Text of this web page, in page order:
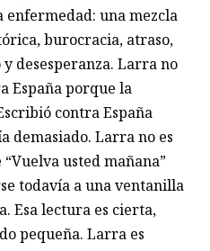
romántico que
el escritor que entendió
que un país también
una mezcla
burocracia, atraso,
desesperanza. Larra no
España porque la
contra España
demasiado. Larra no es
usted mañana”